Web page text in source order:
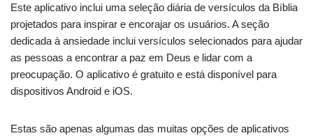
Este aplicativo inclui uma seleção diária de versículos da Bíblia
projetados para inspirar e encorajar os usuários. A seção
dedicada à ansiedade inclui versículos selecionados para ajudar
as pessoas a encontrar a paz em Deus e lidar com a
preocupação. O aplicativo é gratuito e está disponível para
dispositivos Android e iOS.
Estas são apenas algumas das muitas opções de aplicativos